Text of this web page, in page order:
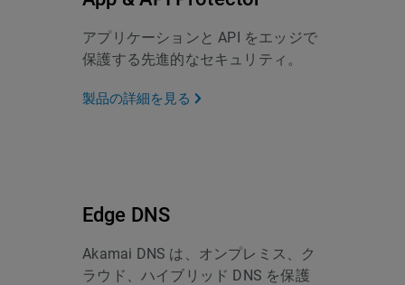
アプリケーションと API をエッジで
保護する先進的なセキュリティ。
製品の詳細を見る
Edge DNS
Akamai DNS は、オンプレミス、ク
ラウド、ハイブリッド DNS を保護